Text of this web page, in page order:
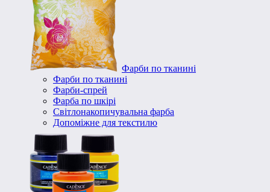
Фарби по тканині
Фарби по тканині
Фарби-спрей
Фарба по шкірі
Світлонакопичувальна фарба
Допоміжне для текстилю